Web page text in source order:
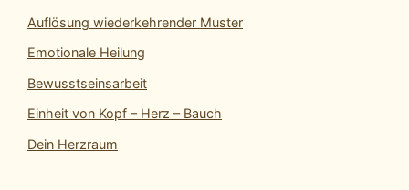
Auflösung wiederkehrender Muster
Emotionale Heilung
Bewusstseinsarbeit
Einheit von Kopf – Herz – Bauch
Dein Herzraum